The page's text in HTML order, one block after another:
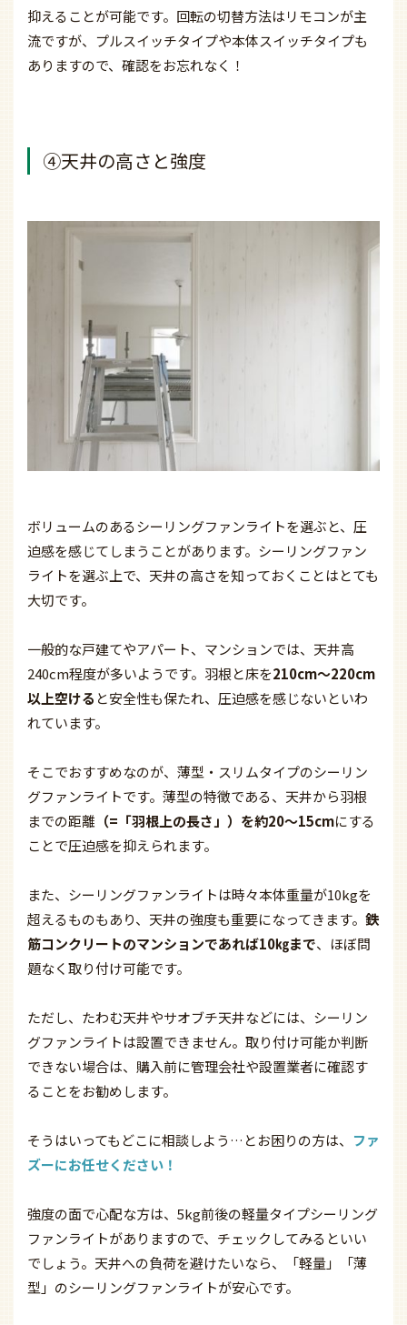
抑えることが可能です。 回転の切替方法はリモコンが主
流ですが、プルスイッチタイプや本体スイッチタイプも
ありますので、確認をお忘れなく！
④天井の高さと強度
ボリュームのあるシーリングファンライトを選ぶと、圧
迫感を感じてしまうことがあります。シーリングファン
ライトを選ぶ上で、天井の高さを知っておくことはとても
大切です。
一般的な戸建てやアパート、マンションでは、天井高
240cm程度が多いようです。羽根と床を210cm～220cm
以上空ける と安全性も保たれ、圧迫感を感じないといわ
れています。
そこでおすすめなのが、薄型・スリムタイプのシーリン
グファンライトです。薄型の特徴である、天井から羽根
までの距離 （=「羽根上の長さ」）を約20～15cmにする
ことで圧迫感を抑えられます。
また、シーリングファンライトは時々本体重量が10kgを
超えるものもあり、天井の強度も重要になってきます。 鉄
筋コンクリートのマンションであれば10㎏まで、ほぼ問
題なく取り付け可能です。
ただし、たわむ天井やサオブチ天井などには、シーリン
グファンライトは設置できません。取り付け可能か判断
できない場合は、購入前に管理会社や設置業者に確認す
ることをお勧めします。
そうはいってもどこに相談しよう…とお困りの方は、 ファ
ズーにお任せください！
強度の面で心配な方は、5kg前後の軽量タイプシーリング
ファンライトがありますので、チェックしてみるといい
でしょう。天井への負荷を避けたいなら、「軽量」「薄
型」のシーリングファンライトが安心です。